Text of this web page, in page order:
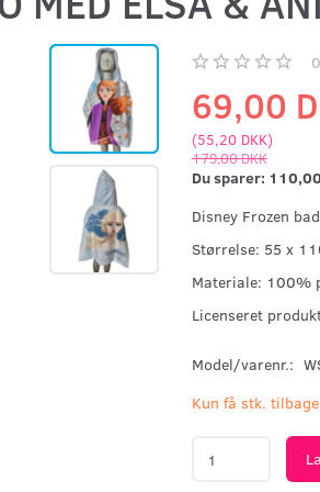
0
69,00
(55,20 DKK)
179,00 DKK
Du sparer:
Disney Frozen
Størrelse: 55 x
Materiale: 100%
Licenseret
Model/varenr.:
Kun få stk. tilbage